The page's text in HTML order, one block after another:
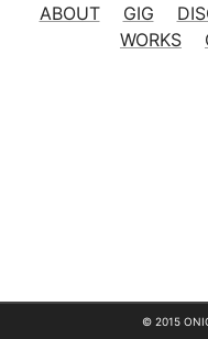
ABOUT GIG
WORKS
© 2015